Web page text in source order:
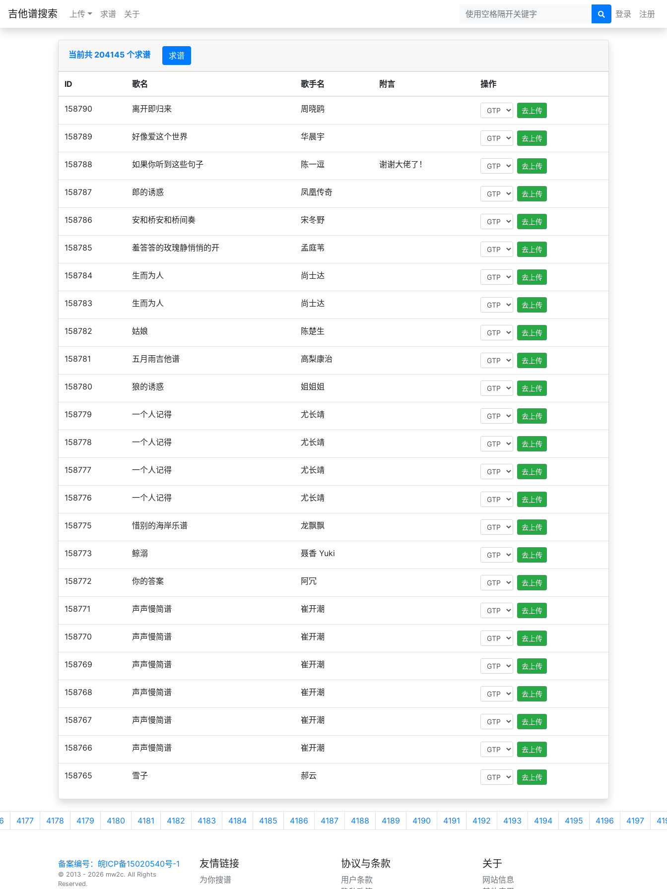
吉他谱搜索 上传 求谱 关于 登录 注册
当前共 204145 个求谱 求谱
ID 歌名 歌手名 附言 操作
158790 离开即归来 周晓鸥 去上传
158789 好像爱这个世界 华晨宇 去上传
158788 如果你听到这些句子 陈一逗 谢谢大佬了！ 去上传
158787 郎的诱惑 凤凰传奇 去上传
158786 安和桥安和桥间奏 宋冬野 去上传
158785 羞答答的玫瑰静悄悄的开 孟庭苇 去上传
158784 生而为人 尚士达 去上传
158783 生而为人 尚士达 去上传
158782 姑娘 陈楚生 去上传
158781 五月雨吉他谱 高梨康治 去上传
158780 狼的诱惑 姐姐姐 去上传
158779 一个人记得 尤长靖 去上传
158778 一个人记得 尤长靖 去上传
158777 一个人记得 尤长靖 去上传
158776 一个人记得 尤长靖 去上传
158775 惜别的海岸乐谱 龙飘飘 去上传
158773 鲸溺 聂香 Yuki 去上传
158772 你的答案 阿冗 去上传
158771 声声慢简谱 崔开潮 去上传
158770 声声慢简谱 崔开潮 去上传
158769 声声慢简谱 崔开潮 去上传
158768 声声慢简谱 崔开潮 去上传
158767 声声慢简谱 崔开潮 去上传
158766 声声慢简谱 崔开潮 去上传
158765 雪子 郝云 去上传
4177 4178 4179 4180 4181 4182 4183 4184 4185 4186 4187 4188 4189 4190 4191 4192 4193 4194 4195 4196 4197
备案编号：皖ICP备15020540号-1
© 2013 - 2026 mw2c. All Rights
Reserved.
友情链接
为你搜谱
协议与条款
用户条款
关于
网站信息